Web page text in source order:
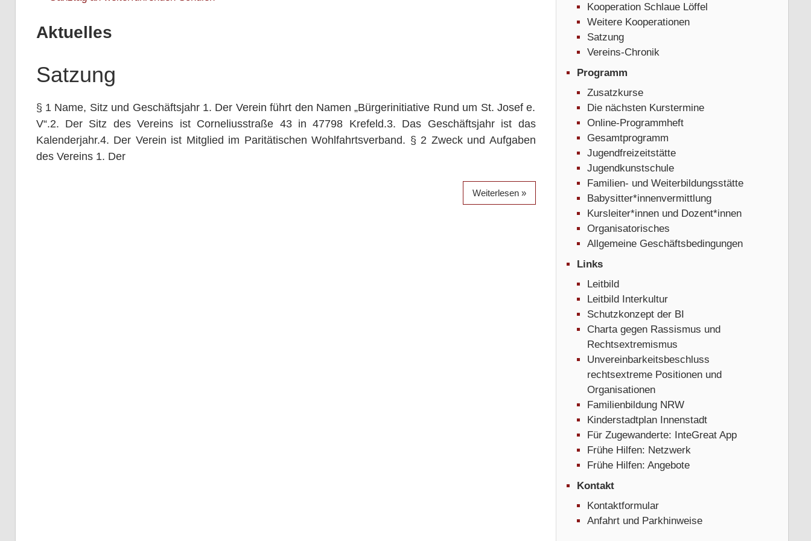
Aktuelles
Satzung
§ 1 Name, Sitz und Geschäftsjahr 1. Der Verein führt den Namen „Bürgerinitiative Rund um St. Josef e.
V“.2. Der Sitz des Vereins ist Corneliusstraße 43 in 47798 Krefeld.3. Das Geschäftsjahr ist das
Kalenderjahr.4. Der Verein ist Mitglied im Paritätischen Wohlfahrtsverband. § 2 Zweck und Aufgaben
des Vereins 1. Der
Weiterlesen
Kooperation Schlaue Löffel
Weitere Kooperationen
Satzung
Vereins-Chronik
Programm
Zusatzkurse
Die nächsten Kurstermine
Online-Programmheft
Gesamtprogramm
Jugendfreizeitstätte
Jugendkunstschule
Familien- und Weiterbildungsstätte
Babysitter*innenvermittlung
Kursleiter*innen und Dozent*innen
Organisatorisches
Allgemeine Geschäftsbedingungen
Links
Leitbild
Leitbild Interkultur
Schutzkonzept der BI
Charta gegen Rassismus und
Rechtsextremismus
Unvereinbarkeitsbeschluss
rechtsextreme Positionen und
Organisationen
Familienbildung NRW
Kinderstadtplan Innenstadt
Für Zugewanderte: InteGreat App
Frühe Hilfen: Netzwerk
Frühe Hilfen: Angebote
Kontakt
Kontaktformular
Anfahrt und Parkhinweise